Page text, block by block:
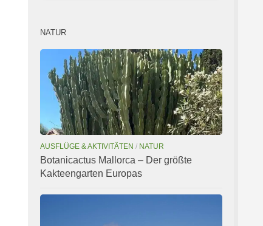
NATUR
AUSFLÜGE & AKTIVITÄTEN / NATUR
Botanicactus Mallorca – Der größte
Kakteengarten Europas